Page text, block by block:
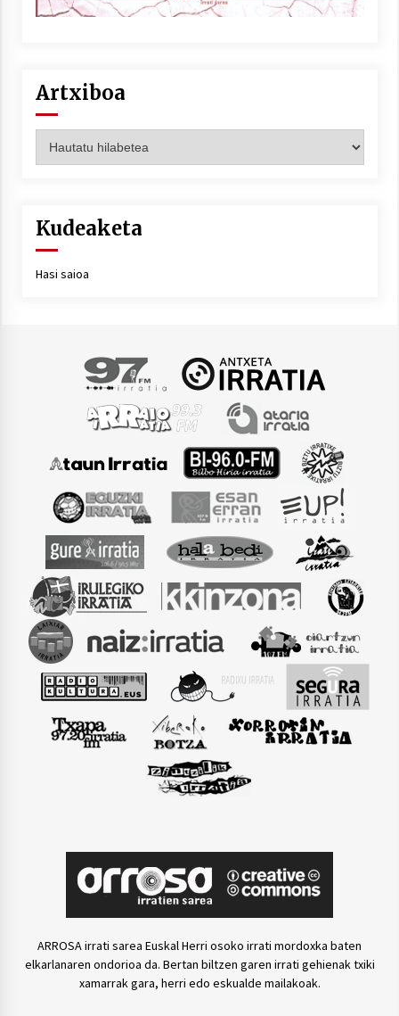
Artxiboa
Kudeaketa
Hasi saioa
ARROSA irrati sarea Euskal Herri osoko irrati mordoxka baten
elkarlanaren ondorioa da. Bertan biltzen garen irrati gehienak txiki
xamarrak gara, herri edo eskualde mailakoak.